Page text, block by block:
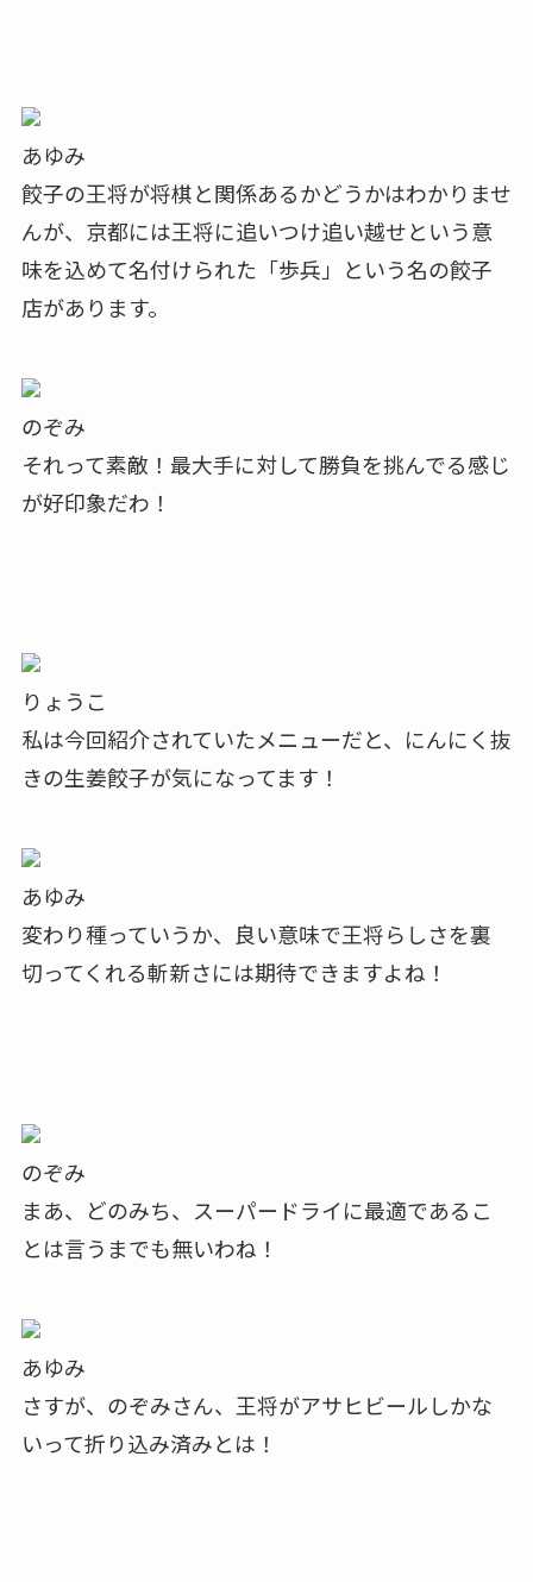
あゆみ
餃子の王将が将棋と関係あるかどうかはわかりませ
んが、京都には王将に追いつけ追い越せという意
味を込めて名付けられた「歩兵」という名の餃子
店があります。
のぞみ
それって素敵！最大手に対して勝負を挑んでる感じ
が好印象だわ！
りょうこ
私は今回紹介されていたメニューだと、にんにく抜
きの生姜餃子が気になってます！
あゆみ
変わり種っていうか、良い意味で王将らしさを裏
切ってくれる斬新さには期待できますよね！
のぞみ
まあ、どのみち、スーパードライに最適であるこ
とは言うまでも無いわね！
あゆみ
さすが、のぞみさん、王将がアサヒビールしかな
いって折り込み済みとは！